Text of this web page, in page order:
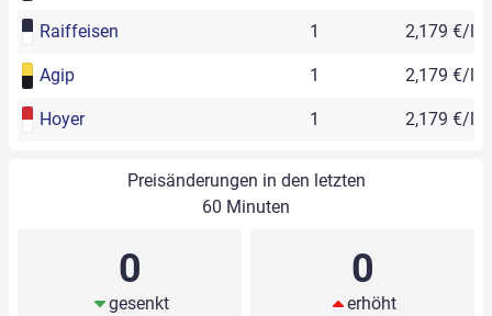
Raiffeisen 1 2,179 €/l
Agip 1 2,179 €/l
Hoyer 1 2,179 €/l
Preisänderungen in den letzten
60 Minuten
0
gesenkt
0
erhöht